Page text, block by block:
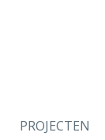
PROJECTEN